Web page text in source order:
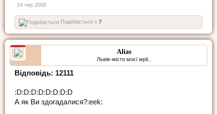
24 чер 2008
Подобається x 7
Alias
Львів-місто моєї мрії..
Відповідь: 12111
:D:D:D:D:D:D:D:D
А як Ви здогадалися?:eek: